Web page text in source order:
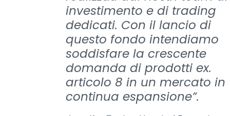
investimento e di trading
dedicati. Con il lancio di
questo fondo intendiamo
soddisfare la crescente
domanda di prodotti ex.
articolo 8 in un mercato in
continua espansione”.